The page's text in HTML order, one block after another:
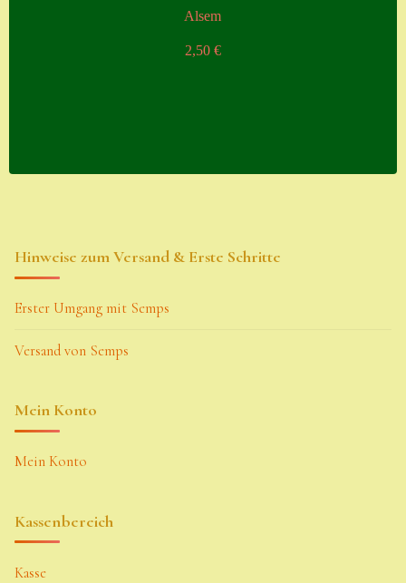
Alsem
2,50 €
Hinweise zum Versand & Erste Schritte
Erster Umgang mit Semps
Versand von Semps
Mein Konto
Mein Konto
Kassenbereich
Kasse